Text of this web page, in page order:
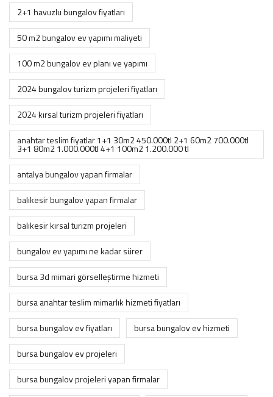
2+1 havuzlu bungalov fiyatları
50 m2 bungalov ev yapımı maliyeti
100 m2 bungalov ev planı ve yapımı
2024 bungalov turizm projeleri fiyatları
2024 kırsal turizm projeleri fiyatları
anahtar teslim fiyatlar 1+1 30m2 450.000tl 2+1 60m2 700.000tl
3+1 80m2 1.000.000tl 4+1 100m2 1.200.000 tl
antalya bungalov yapan firmalar
balıkesir bungalov yapan firmalar
balıkesir kırsal turizm projeleri
bungalov ev yapımı ne kadar sürer
bursa 3d mimari görselleştirme hizmeti
bursa anahtar teslim mimarlık hizmeti fiyatları
bursa bungalov ev fiyatları
bursa bungalov ev hizmeti
bursa bungalov ev projeleri
bursa bungalov projeleri yapan firmalar